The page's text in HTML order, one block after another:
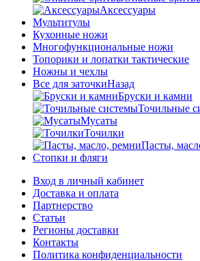
Аксессуары
Мультитулы
Кухонные ножи
Многофункциональные ножи
Топорики и лопатки тактические
Ножны и чехлы
Все для заточкиНазад
Бруски и камни
Точильные
Мусаты
Точилки
Пасты,
Стопки и фляги
Вход в личный кабинет
Доставка и оплата
Партнерство
Статьи
Регионы доставки
Контакты
Политика конфиденциальности